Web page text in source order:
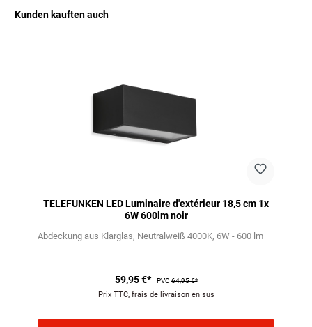
Kunden kauften auch
TELEFUNKEN LED Luminaire d'extérieur 18,5 cm 1x
6W 600lm noir
Abdeckung aus Klarglas Neutralweiß 4000K 6W - 600 lm
59,95 €* PVC64,95 €*
Prix TTC, frais de livraison en sus